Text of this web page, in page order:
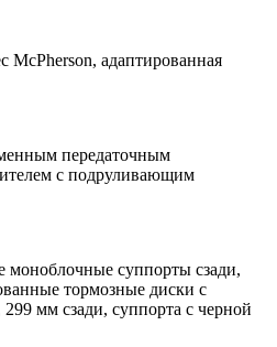
McPherson, адаптированная
передаточным
c подруливающим
суппорты сзади,
тормозные диски с
мм сзади, суппорта с черной